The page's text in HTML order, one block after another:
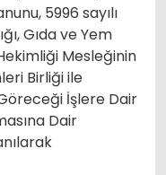
5996 sayılı
Gıda ve Yem
Mesleğinin
Birliği ile
İşlere Dair
Dair